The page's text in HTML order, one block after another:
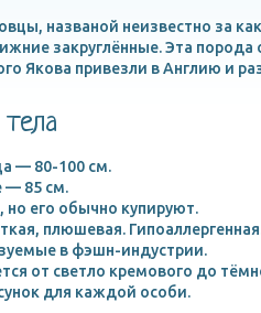
названой неизвестно за
закруглённые. Эта
Якова привезли в Англию и
— 80-100 см.
— 85 см.
но его обычно купируют.
плюшевая.
в фэшн-индустрии.
от светло кремового до
для каждой особи.